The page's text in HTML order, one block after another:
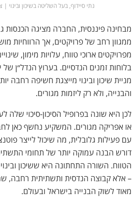
נתי סיידוף, בעל השליטה בשיכון ובינוי
מבחינה פיננסית, החברה מציגה הכנסות
ממגוון רחב של פרויקטים, אך הרווחיות
מפרויקטים ארוכי טווח, עלויות מימון,
בלוחות זמנים הנדסיים. בערוץ הנדל״ן של
מניית שיכון ובינוי מייצגת חשיפה רחבה
והבנייה, ולא רק ליזמות מגורים.
לכן היא שונה בפרופיל הסיכון-סיכוי שלה
או אפריקה מגורים. המשקיע נחשף כאן
עם פעילות גלובלית, מה שיכול לייצר
דורש הבנה עמוקה יותר של תחומי
הטווח. השורה התחתונה היא ששיכון
– אלא קבוצה הנדסית ותשתיתית רחבה,
מאוד לשוק הבנייה בישראל ובעולם.